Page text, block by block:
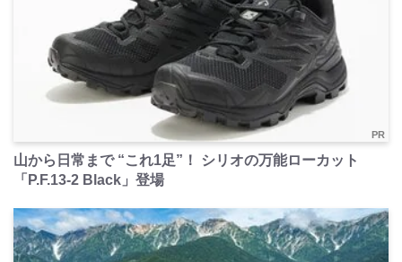
PR
山から日常まで “これ1足”！ シリオの万能ローカット
「P.F.13-2 Black」登場